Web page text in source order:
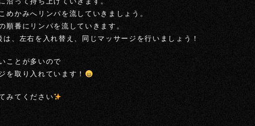
かみへリンパを流していきましょう。
番にリンパを流していきます。
、左右を入れ替え、同じマッサージを行いましょう！
ことが多いので
を取り入れています！
みてください